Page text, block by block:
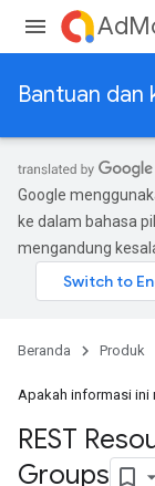
Bantuan dan
Google
ke dalam bahasa
mengandung
Beranda Produk
Apakah informasi ini
REST
Groups